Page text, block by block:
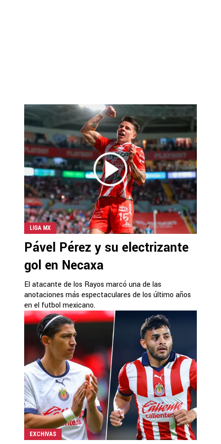
LIGA MX
Pável Pérez y su electrizante
gol en Necaxa
El atacante de los Rayos marcó una de las
anotaciones más espectaculares de los último años
en el futbol mexicano.
EXCHIVAS